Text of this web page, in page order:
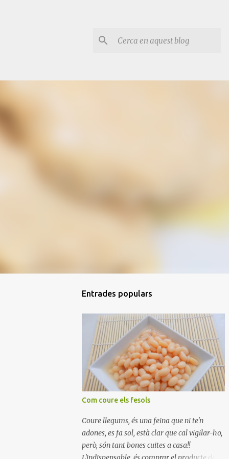
Entrades populars
Com coure els fesols
Coure llegums, és una feina que ni te'n
adones, es fa sol, està clar que cal vigilar-ho,
però, són tant bones cuites a casa!!